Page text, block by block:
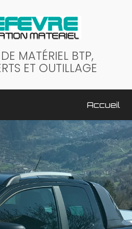
MATÉRIEL BTP,
ET OUTILLAGE
Accueil